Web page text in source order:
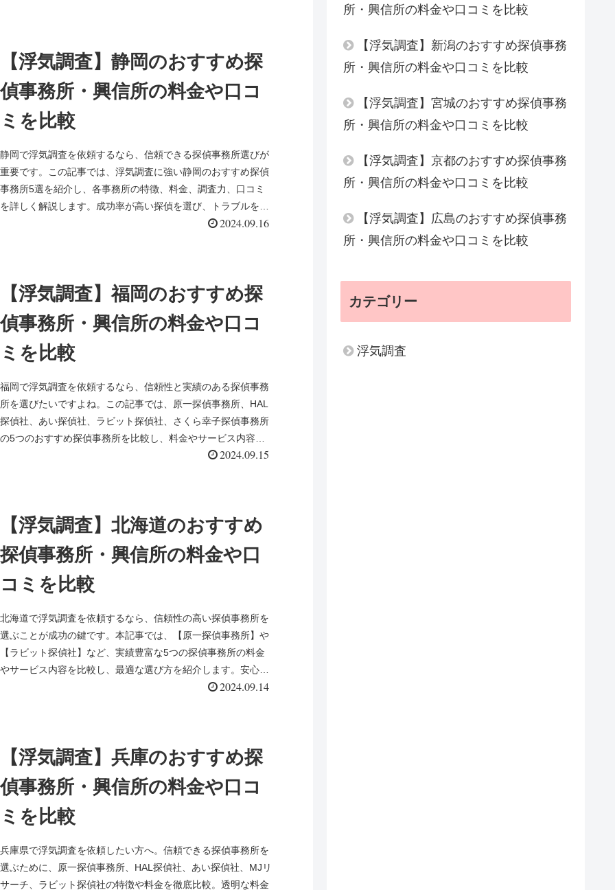
【浮気調査】静岡のおすすめ探
偵事務所・興信所の料金や口コ
ミを比較
静岡で浮気調査を依頼するなら、信頼できる探偵事務所選びが
重要です。この記事では、浮気調査に強い静岡のおすすめ探偵
事務所5選を紹介し、各事務所の特徴、料金、調査力、口コミ
を詳しく解説します。成功率が高い探偵を選び、トラブルを未
2024.09.16
【浮気調査】福岡のおすすめ探
偵事務所・興信所の料金や口コ
ミを比較
福岡で浮気調査を依頼するなら、信頼性と実績のある探偵事務
所を選びたいですよね。この記事では、原一探偵事務所、HAL
探偵社、あい探偵社、ラビット探偵社、さくら幸子探偵事務所
の5つのおすすめ探偵事務所を比較し、料金やサービス内容を
2024.09.15
【浮気調査】北海道のおすすめ
探偵事務所・興信所の料金や口
コミを比較
北海道で浮気調査を依頼するなら、信頼性の高い探偵事務所を
選ぶことが成功の鍵です。本記事では、【原一探偵事務所】や
【ラビット探偵社】など、実績豊富な5つの探偵事務所の料金
やサービス内容を比較し、最適な選び方を紹介します。安心し
て浮気調査を依頼できるための情報が満載です。
2024.09.14
【浮気調査】兵庫のおすすめ探
偵事務所・興信所の料金や口コ
ミを比較
兵庫県で浮気調査を依頼したい方へ。信頼できる探偵事務所を
選ぶために、原一探偵事務所、HAL探偵社、あい探偵社、MJリ
サーチ、ラビット探偵社の特徴や料金を徹底比較。透明な料金
所・興信所の料金や口コミを比較
【浮気調査】新潟のおすすめ探偵事務
所・興信所の料金や口コミを比較
【浮気調査】宮城のおすすめ探偵事務
所・興信所の料金や口コミを比較
【浮気調査】京都のおすすめ探偵事務
所・興信所の料金や口コミを比較
【浮気調査】広島のおすすめ探偵事務
所・興信所の料金や口コミを比較
カテゴリー
浮気調査